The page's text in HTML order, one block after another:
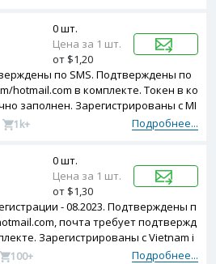
по SMS. Подтверждены по
hotmail.com в комплекте. Токен в ко
заполнен. Зарегистрированы с MI
Подробнее...
1k+
0 шт.
Цена за 1 шт.
от $1,20
- 08.2023. Подтверждены п
почта требует подтвержд
Зарегистрированы с Vietnam i
Подробнее...
100+
0 шт.
Цена за 1 шт.
от $1,30